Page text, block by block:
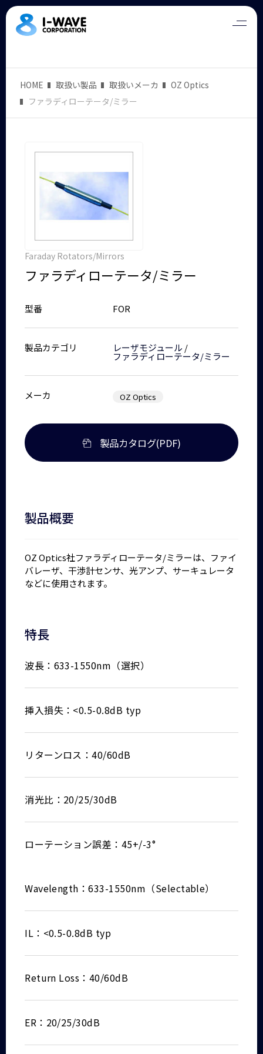
HOME 取扱い製品 取扱いメーカ
OZ Optics
ファラディローテータ/ミラー
Faraday Rotators/Mirrors
ファラディローテータ/ミラー
型番 FOR
製品カテゴリ レーザモジュール /
ファラディローテータ/ミラー
メーカ OZ Optics
製品カタログ(PDF)
製品概要
OZ Optics社ファラディローテータ/ミラーは、ファイ
バレーザ、干渉計センサ、光アンプ、サーキュレータ
などに使用されます。
特長
波長：633-1550nm（選択）
挿入損失：<0.5-0.8dB typ
リターンロス：40/60dB
消光比：20/25/30dB
ローテーション誤差：45+/-3°
Wavelength：633-1550nm（Selectable）
IL：<0.5-0.8dB typ
Return Loss：40/60dB
ER：20/25/30dB